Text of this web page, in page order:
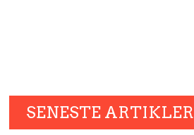
SENESTE ARTIKLER